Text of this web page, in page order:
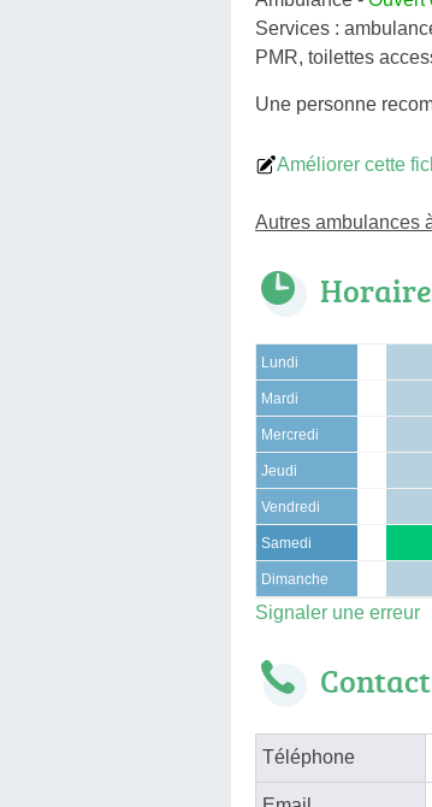
Services :
PMR, toilettes
Une personne
Améliorer cette
Autres ambulances
Lundi
Mardi
Mercredi
Jeudi
Vendredi
Samedi
Dimanche
Signaler une erreur
Contact
Téléphone